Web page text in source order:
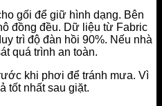
gối để giữ hình dạng. Bên
đồng đều. Dữ liệu từ Fabric
trì độ đàn hồi 90%. Nếu nhà
quá trình an toàn.
khi phơi để tránh mưa. Vì
tốt nhất sau giặt.